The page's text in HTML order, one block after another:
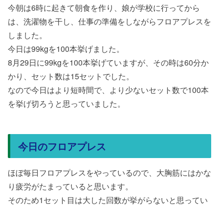
今朝は6時に起きて朝食を作り、娘が学校に行ってから
は、洗濯物を干し、仕事の準備をしながらフロアプレスを
しました。
今日は99kgを100本挙げました。
8月29日に99kgを100本挙げていますが、その時は60分か
かり、セット数は15セットでした。
なので今日はより短時間で、より少ないセット数で100本
を挙げ切ろうと思っていました。
今日のフロアプレス
ほぼ毎日フロアプレスをやっているので、大胸筋にはかな
り疲労がたまっていると思います。
そのため1セット目は大した回数が挙がらないと思ってい